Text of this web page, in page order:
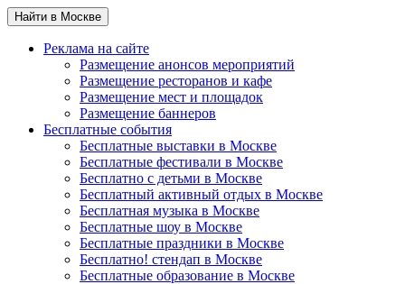
Найти в Москве
Реклама на сайте
Размещение анонсов мероприятий
Размещение ресторанов и кафе
Размещение мест и площадок
Размещение баннеров
Бесплатные события
Бесплатные выставки в Москве
Бесплатные фестивали в Москве
Бесплатно с детьми в Москве
Бесплатный активный отдых в Москве
Бесплатная музыка в Москве
Бесплатные шоу в Москве
Бесплатные праздники в Москве
Бесплатно! стендап в Москве
Бесплатные образование в Москве